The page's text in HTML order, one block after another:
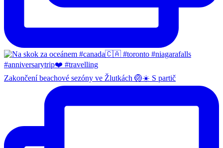
Zakončení beachové sezóny ve Žlutkách 🏐☀️ S partič